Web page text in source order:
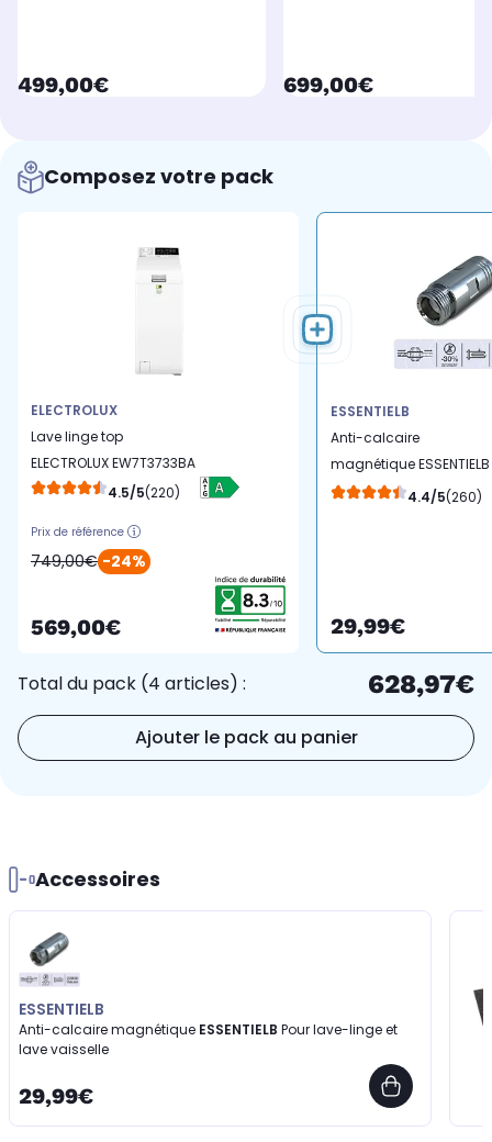
currentPrice
499,00€ currentPrice
699,00€
Composez votre pack
ELECTROLUX
Lave linge top
ELECTROLUX EW7T3733BA
4.5/5(220)
Prix de référence
749,00€ -24%
569,00€
ESSENTIELB
Anti-calcaire
magnétique ESSENTIELB
Pour lave-linge et lave
4.4/5(260)
29,99€
Total du pack (4 articles) : 628,97€
Ajouter le pack au panier
Accessoires
ESSENTIELB
Anti-calcaire magnétique ESSENTIELB
lave vaisselle
29,99€